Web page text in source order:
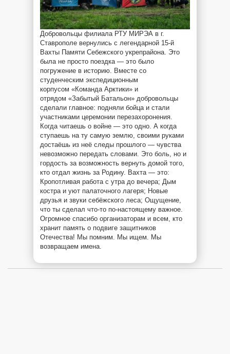
Добровольцы филиала РТУ МИРЭА в г.
Ставрополе вернулись с легендарной 15-й
Вахты Памяти Себежского укрепрайона. Это
была не просто поездка — это было
погружение в историю. Вместе со
студенческим экспедиционным
корпусом «Команда Арктики» и
отрядом «Забытый Батальон» добровольцы
сделали главное: подняли бойца и стали
участниками церемонии перезахоронения.
Когда читаешь о войне — это одно. А когда
ступаешь на ту самую землю, своими руками
достаёшь из неё следы прошлого — чувства
невозможно передать словами. Это боль, но и
гордость за возможность вернуть домой того,
кто отдал жизнь за Родину. Вахта — это:
Кропотливая работа с утра до вечера; Дым
костра и уют палаточного лагеря; Новые
друзья и звуки себёжского леса; Ощущение,
что ты сделал что-то по-настоящему важное.
Огромное спасибо организаторам и всем, кто
хранит память о подвиге защитников
Отечества! Мы помним. Мы ищем. Мы
возвращаем имена.